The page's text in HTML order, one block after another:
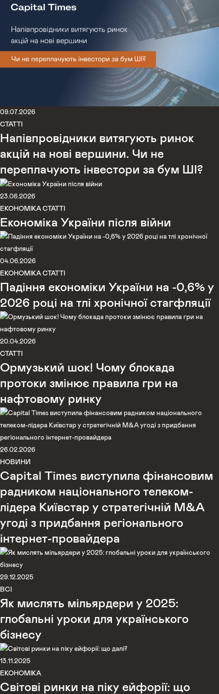
09.07.2026
СТАТТІ
Напівпровідники витягують ринок
акцій на нові вершини. Чи не
переплачують інвестори за бум ШІ?
23.06.2026
ЕКОНОМІКА СТАТТІ
Економіка України після війни
04.06.2026
ЕКОНОМІКА СТАТТІ
Падіння економіки України на -0,6% у
2026 році на тлі хронічної стагфляції
20.04.2026
СТАТТІ
Ормузький шок! Чому блокада
протоки змінює правила гри на
нафтовому ринку
26.02.2026
НОВИНИ
Capital Times виступила фінансовим
радником національного телеком-
лідера Київстар у стратегічній M&A
угоді з придбання регіонального
інтернет-провайдера
29.12.2025
ВСІ
Як мислять мільярдери у 2025:
глобальні уроки для українського
бізнесу
13.11.2025
ЕКОНОМІКА
Світові ринки на піку ейфорії: що